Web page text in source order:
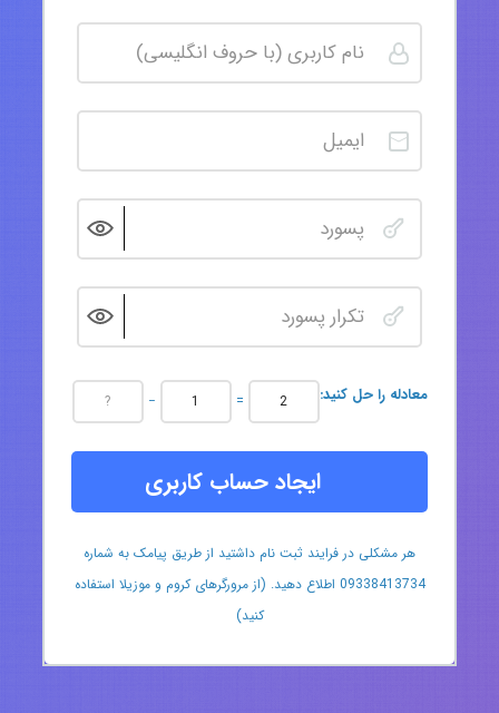
:معادله را حل کنید − =
ایجاد حساب کاربری
هر مشکلی در فرایند ثبت نام داشتید از طریق پیامک به شماره
09338413734 اطلاع دهید. (از مرورگرهای کروم و موزیلا استفاده
کنید)